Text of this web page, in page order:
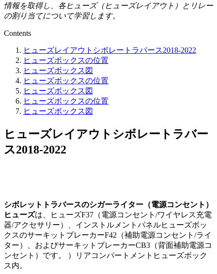
情報を取得し、各ヒューズ（ヒューズレイアウト）とリレー
の割り当てについて学習します。
Contents
ヒューズレイアウトシボレートラバース2018-2022
ヒューズボックスの位置
ヒューズボックス図
ヒューズボックスの位置
ヒューズボックス図
ヒューズボックスの位置
ヒューズボックス図
ヒューズレイアウトシボレートラバー
ス2018-2022
シボレットトラバースのシガーライター（電源コンセント）
ヒューズは、ヒューズF37（電源コンセント/ワイヤレス充電
器/アクセサリー）、インストルメントパネルヒューズボッ
クスのサーキットブレーカーF42（補助電源コンセント/ライ
ター）、およびサーキットブレーカーCB3（背面補助電源コ
ンセント）です。 ）リアコンパートメントヒューズボック
ス内。